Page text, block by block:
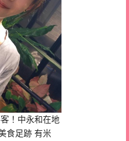
！中永和在地
食足跡 有米